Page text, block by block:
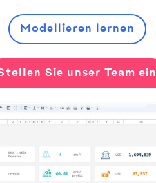
Modellieren lernen
Sie unser Team ein